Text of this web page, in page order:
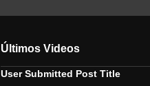
Últimos Videos
User Submitted Post Title